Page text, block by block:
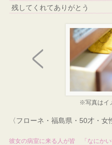
残してくれてありがとう
※写真はイ
〈フローネ・福島県・50才・
彼女の病室に来る人が皆 「なにか